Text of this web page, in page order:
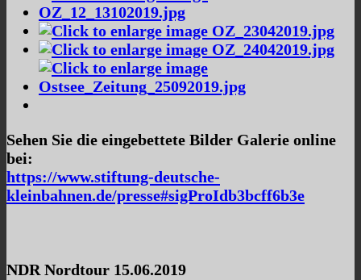
Sehen Sie die eingebettete Bilder Galerie online
bei:
https://www.stiftung-deutsche-
kleinbahnen.de/presse#sigProIdb3bcff6b3e
NDR Nordtour 15.06.2019